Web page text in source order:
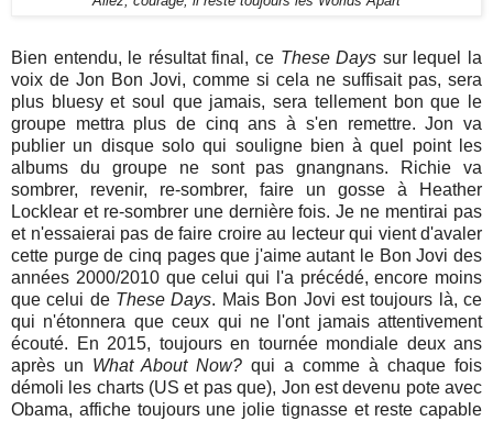
Bien entendu, le résultat final, ce These Days sur lequel la
voix de Jon Bon Jovi, comme si cela ne suffisait pas, sera
plus bluesy et soul que jamais, sera tellement bon que le
groupe mettra plus de cinq ans à s'en remettre. Jon va
publier un disque solo qui souligne bien à quel point les
albums du groupe ne sont pas gnangnans. Richie va
sombrer, revenir, re-sombrer, faire un gosse à Heather
Locklear et re-sombrer une dernière fois. Je ne mentirai pas
et n'essaierai pas de faire croire au lecteur qui vient d'avaler
cette purge de cinq pages que j'aime autant le Bon Jovi des
années 2000/2010 que celui qui l'a précédé, encore moins
que celui de These Days. Mais Bon Jovi est toujours là, ce
qui n'étonnera que ceux qui ne l'ont jamais attentivement
écouté. En 2015, toujours en tournée mondiale deux ans
après un What About Now? qui a comme à chaque fois
démoli les charts (US et pas que), Jon est devenu pote avec
Obama, affiche toujours une jolie tignasse et reste capable